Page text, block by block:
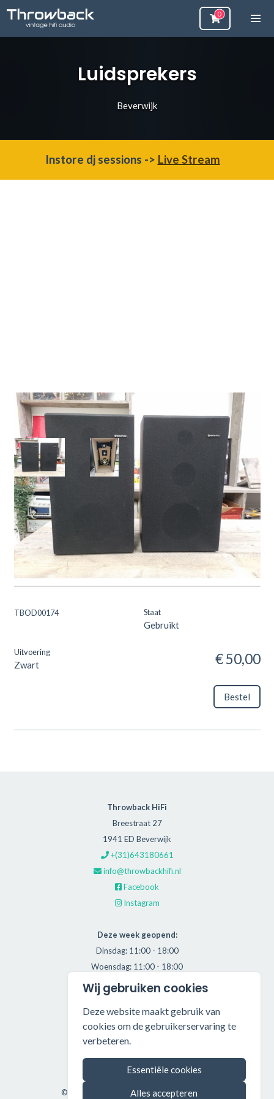
Luidsprekers
Beverwijk
Instore dj sessions -> Live Stream
3-weg speaker set
rx366
Sanyo
Sanyo 3 weg speakers. Kom kijken, Kom luisteren bij
Throwback hifi Beverwijk.
TBOD00174 Staat
Gebruikt
Uitvoering
Zwart € 50,00
Bestel
Throwback HiFi
Breestraat 27
1941 ED Beverwijk
+(31)643180661
info@throwbackhifi.nl
Facebook
Instagram
Deze week geopend:
Dinsdag: 11:00 - 18:00
Woensdag: 11:00 - 18:00
Donderdag: 11:00 - 21:00
Vrijdag: 11:00 - 18:00
Zaterdag: 11:00 - 17:00
Alle getoonde prijzen zijn incl. BTW.
Algemene Voorwaarden
Manage cookies
©2026 Throwback HiFi — All rights reserved.
Wij gebruiken cookies
Deze website maakt gebruik van
cookies om de gebruikerservaring te
verbeteren.
Essentiële cookies
Alles accepteren